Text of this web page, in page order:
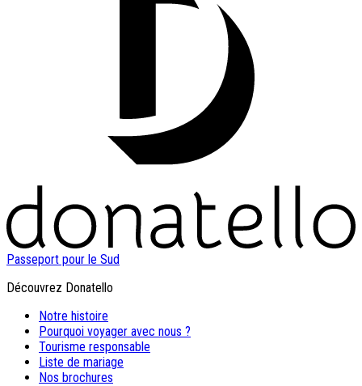
Passeport pour le Sud
Découvrez Donatello
Notre histoire
Pourquoi voyager avec nous ?
Tourisme responsable
Liste de mariage
Nos brochures